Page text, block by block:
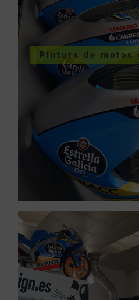
Pintura de motos
Pintura de
VER PINTURA